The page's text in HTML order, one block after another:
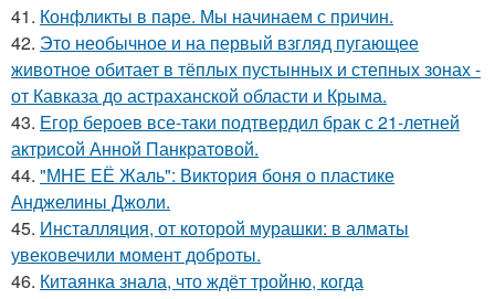
41. Конфликты в паре. Мы начинаем с причин.
42. Это необычное и на первый взгляд пугающее
животное обитает в тёплых пустынных и степных зонах -
от Кавказа до астраханской области и Крыма.
43. Егор бероев все-таки подтвердил брак с 21-летней
актрисой Анной Панкратовой.
44. "МНЕ ЕЁ Жаль": Виктория боня о пластике
Анджелины Джоли.
45. Инсталляция, от которой мурашки: в алматы
увековечили момент доброты.
46. Китаянка знала, что ждёт тройню, когда